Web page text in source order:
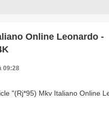
Online Leonardo -
09:28